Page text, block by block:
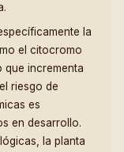
la
el citocromo
que incrementa
riesgo de
es
en desarrollo.
la planta